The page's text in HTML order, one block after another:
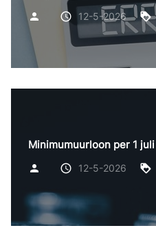
12-5-2026
Minimumuurloon per 1
12-5-2026